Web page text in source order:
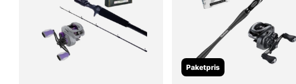
Paketpris